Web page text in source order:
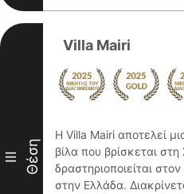
III Θέση
Villa Mairi
Η Villa Mairi αποτελεί
βίλα που βρίσκεται
δραστηριοποιείται
στην Ελλάδα.